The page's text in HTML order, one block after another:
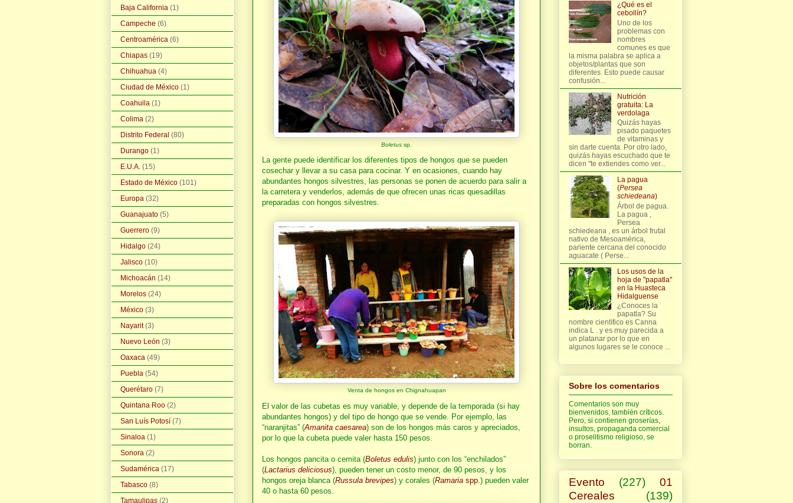
Boletus sp.
La gente puede identificar los diferentes tipos de hongos que se pueden
cosechar y llevar a su casa para cocinar. Y en ocasiones, cuando hay
abundantes hongos silvestres, las personas se ponen de acuerdo para salir a
la carretera y venderlos, además de que ofrecen unas ricas quesadillas
preparadas con hongos silvestres.
Venta de hongos en Chignahuapan
El valor de las cubetas es muy variable, y depende de la temporada (si hay
abundantes hongos) y del tipo de hongo que se vende. Por ejemplo, las
“naranjitas” (Amanita caesarea) son de los hongos más caros y apreciados,
por lo que la cubeta puede valer hasta 150 pesos.
Los hongos pancita o cemita (Boletus edulis) junto con los “enchilados”
(Lactarius deliciosus), pueden tener un costo menor, de 90 pesos, y los
hongos oreja blanca (Russula brevipes) y corales (Ramaria spp. ) pueden valer
40 o hasta 60 pesos.
Baja California (1)
Campeche (6)
Centroamérica (6)
Chiapas (19)
Chihuahua (4)
Ciudad de México (1)
Coahuila (1)
Colima (2)
Distrito Federal (80)
Durango (1)
E.U.A. (15)
Estado de México (101)
Europa (32)
Guanajuato (5)
Guerrero (9)
Hidalgo (24)
Jalisco (10)
Michoacán (14)
Morelos (24)
México (3)
Nayarit (3)
Nuevo León (3)
Oaxaca (49)
Puebla (54)
Querétaro (7)
Quintana Roo (2)
San Luís Potosí (7)
Sinaloa (1)
Sonora (2)
Sudamérica (17)
Tabasco (8)
Tamaulipas (2)
¿Qué es el
cebollín?
Uno de los
problemas con
nombres
comunes es que
la misma palabra se aplica a
objetos/plantas que son
diferentes. Esto puede causar
confusión...
Nutrición
gratuita: La
verdolaga
Quizás hayas
pisado paquetes
de vitaminas y
sin darte cuenta. Por otro lado,
quizás hayas escuchado que te
dicen "te extiendes como ver...
La pagua
(Persea
schiedeana)
Árbol de pagua.
La pagua ,
Persea
schiedeana , es un árbol frutal
nativo de Mesoamérica,
pariente cercana del conocido
aguacate ( Perse...
Los usos de la
hoja de "papatla"
en la Huasteca
Hidalguense
¿Conoces la
papatla? Su
nombre científico es Canna
indica L . y es muy parecida a
un platanar por lo que en
algunos lugares se le conoce ...
Sobre los comentarios
Comentarios son muy
bienvenidos, también críticos.
Pero, si contienen groserías,
insultos, propaganda comercial
o proselitismo religioso, se
borran.
Evento (227)
01
Cereales
(139)